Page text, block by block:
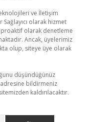
ve İletişim
Sağlayıcı olarak hizmet
olarak denetleme
Ancak, üyelerimiz
olup, siteye üye olarak
düşündüğünüz
adresine bildirmeniz
kaldırılacaktır.